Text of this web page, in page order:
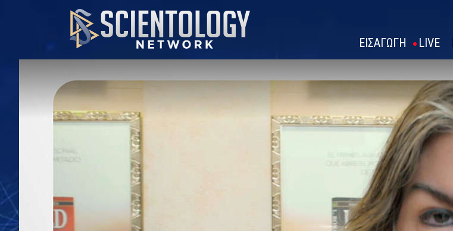
ΕΙΣΑΓΩΓΗ LIVE